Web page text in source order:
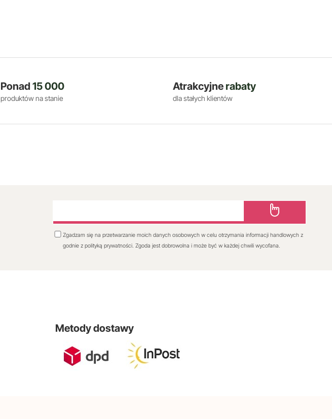
Ponad 15 000
produktów na stanie
Atrakcyjnerabaty
dla stałych klientów
Zgadzam się na przetwarzanie moich danych osobowych w celu otrzymania informacji handlowych z
godnie z polityką prywatności. Zgoda jest dobrowolna i może być w każdej chwili wycofana.
Metody dostawy